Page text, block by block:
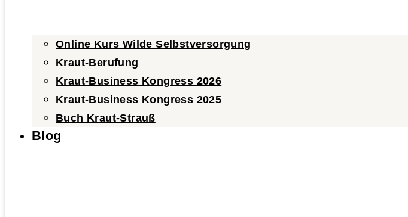
Online Kurs Wilde Selbstversorgung
Kraut-Berufung
Kraut-Business Kongress 2026
Kraut-Business Kongress 2025
Buch Kraut-Strauß
Blog